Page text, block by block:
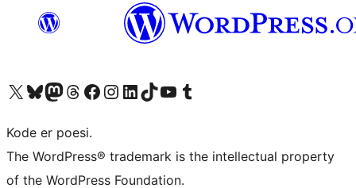
Besøg vores X (tidligere Twitter) konto
Besøg vores Bluesky-konto
Besøg vores Mastodon konto
Besøg vores Threads-konto
Besøg vores Facebook sideBesøg vores Instagram konto
Besøg vores LinkedIn konto
Besøg vores TikTok-konto
Besøg vores YouTube-kanalBesøg vores Tumblr-konto
Kode er poesi.
The WordPress® trademark is the intellectual property
of the WordPress Foundation.